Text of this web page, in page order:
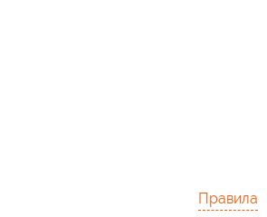
Правила